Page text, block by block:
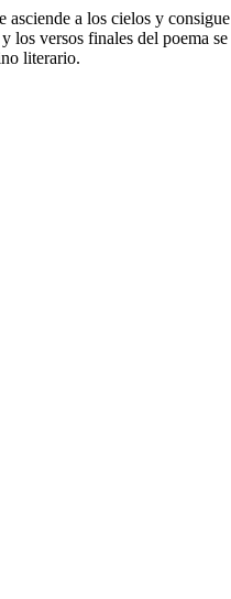
asciende a los cielos y
versos finales del poema
literario.